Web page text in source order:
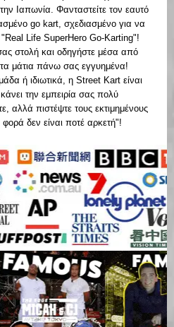
Ιαπωνία. Φανταστείτε τον εαυτό
go kart, σχεδιασμένο για να
"Real Life SuperHero Go-Karting"!
στολή και οδηγήστε μέσα από
μάτια πάνω σας εγγυημένα!
ή ιδιωτικά, η Street Kart είναι
την εμπειρία σας πολύ
αλλά πιστέψτε τους εκτιμημένους
δεν είναι ποτέ αρκετή"!